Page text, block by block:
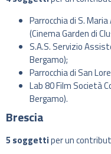
Parrocchia di S.
(Cinema Garden di
S.A.S. Servizio
Bergamo);
Parrocchia di San
Lab 80 Film Società
Bergamo).
Brescia
5 soggettiper un